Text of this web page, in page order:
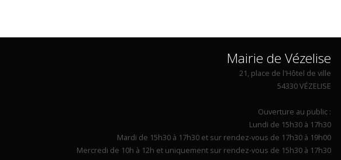
Mairie de Vézelise
21, place de l'Hôtel de ville
54330 VÉZELISE
Ouverture au public :
Lundi de 15h30 à 17h30
Mardi de 15h30 à 17h30 et sur rendez-vous de 17h30 à 19h00
Mercredi de 10h à 12h et uniquement sur rendez-vous de 15h30 à 17h30